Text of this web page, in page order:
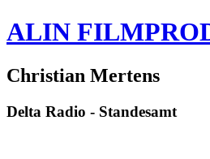
ALIN
Christian Mertens
Delta Radio - Standesamt